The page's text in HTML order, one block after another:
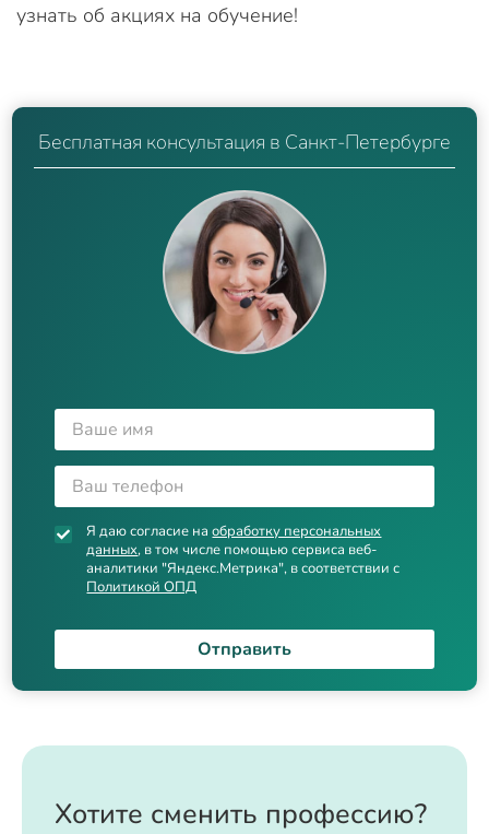
узнать об акциях на обучение!
Бесплатная консультация в Санкт-Петербурге
Я даю согласие наобработку персональных
данных, в том числе помощью сервиса веб-
аналитики "Яндекс.Метрика", в соответствии с
Политикой ОПД
Отправить
Хотите сменить профессию?